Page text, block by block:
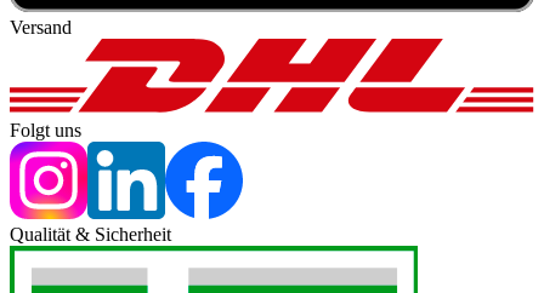
Versand
Folgt uns
Qualität & Sicherheit